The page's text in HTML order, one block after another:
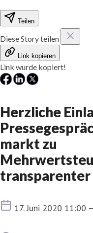
Teilen
Diese Story teilen
Link kopieren
Link wurde kopiert!
Herzliche
markt zu
Termin
17. Juni 2020 11:00